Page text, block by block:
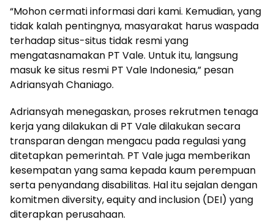
“Mohon cermati informasi dari kami. Kemudian, yang
tidak kalah pentingnya, masyarakat harus waspada
terhadap situs-situs tidak resmi yang
mengatasnamakan PT Vale. Untuk itu, langsung
masuk ke situs resmi PT Vale Indonesia,” pesan
Adriansyah Chaniago.
Adriansyah menegaskan, proses rekrutmen tenaga
kerja yang dilakukan di PT Vale dilakukan secara
transparan dengan mengacu pada regulasi yang
ditetapkan pemerintah. PT Vale juga memberikan
kesempatan yang sama kepada kaum perempuan
serta penyandang disabilitas. Hal itu sejalan dengan
komitmen diversity, equity and inclusion (DEI) yang
diterapkan perusahaan.